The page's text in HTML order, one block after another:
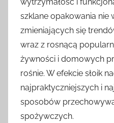
szklane opakowania nie
zmieniających się
wraz z rosnącą
żywności i domowych
rośnie. W efekcie słoik
najpraktyczniejszych i
sposobów
spożywczych.